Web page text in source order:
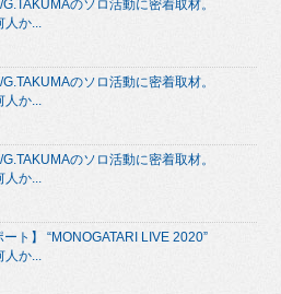
のソロ活動に密着取材。
人か...
のソロ活動に密着取材。
人か...
のソロ活動に密着取材。
人か...
ート】 “MONOGATARI LIVE 2020”
人か...